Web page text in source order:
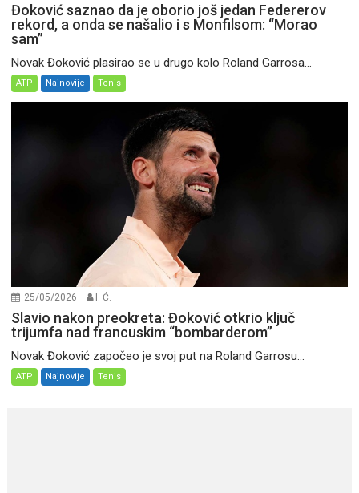
Đoković saznao da je oborio još jedan Federerov
rekord, a onda se našalio i s Monfilsom: “Morao
sam”
Novak Đoković plasirao se u drugo kolo Roland Garrosa...
ATP Najnovije Tenis
25/05/2026 I. Ć.
Slavio nakon preokreta: Đoković otkrio ključ
trijumfa nad francuskim “bombarderom”
Novak Đoković započeo je svoj put na Roland Garrosu...
ATP Najnovije Tenis